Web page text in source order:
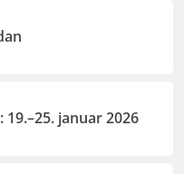
januar 2026